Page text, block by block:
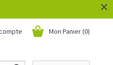
×
Mon Panier (0)